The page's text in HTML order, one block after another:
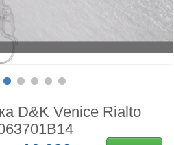
D&K Venice Rialto